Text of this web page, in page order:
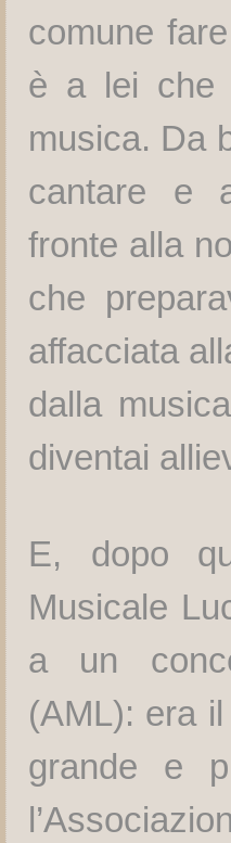
comune
è a lei che
musica. Da
cantare e
fronte alla
che
affacciata
dalla
diventai
E, dopo
Musicale
a un
(AML): era
grande e